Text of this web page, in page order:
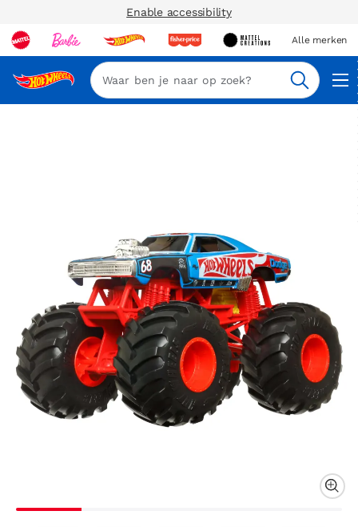
Enable accessibility
Alle merken
Zoeken